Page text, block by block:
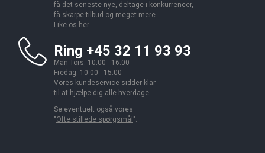
få det seneste nye, deltage i konkurrencer,
få skarpe tilbud og meget mere.
Like os her.
Ring +45 32 11 93 93
Man-Tors: 10.00 - 16.00
Fredag: 10.00 - 15.00
Vores kundeservice sidder klar
til at hjælpe dig alle hverdage.
Se eventuelt også vores
"Ofte stillede spørgsmål ".